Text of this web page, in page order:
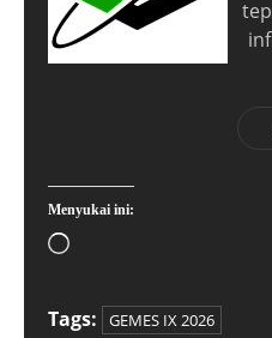
Menyukai ini:
Tags: GEMES IX 2026